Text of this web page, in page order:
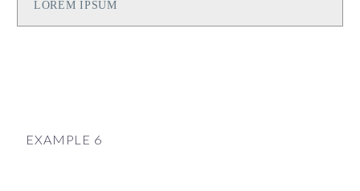
LOREM IPSUM
EXAMPLE 6